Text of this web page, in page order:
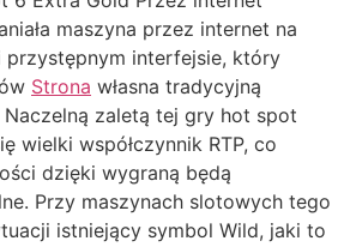
maszyna przez internet na
interfejsie, który
Strona własna tradycyjną
zaletą tej gry hot spot
wielki współczynnik RTP, co
dzięki wygraną będą
Przy maszynach slotowych tego
istniejący symbol Wild, jaki to